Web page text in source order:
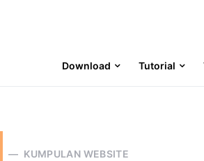
Download Tutorial
KUMPULAN WEBSITE